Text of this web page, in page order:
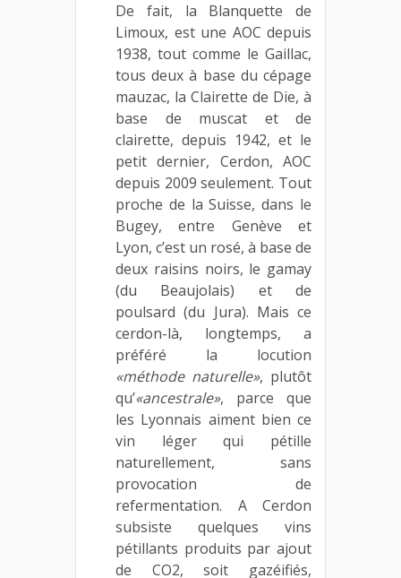
De fait, la Blanquette de
Limoux, est une AOC depuis
1938, tout comme le Gaillac,
tous deux à base du cépage
mauzac, la Clairette de Die, à
base de muscat et de
clairette, depuis 1942, et le
petit dernier, Cerdon, AOC
depuis 2009 seulement. Tout
proche de la Suisse, dans le
Bugey, entre Genève et
Lyon, c’est un rosé, à base de
deux raisins noirs, le gamay
(du Beaujolais) et de
poulsard (du Jura). Mais ce
cerdon-là, longtemps, a
préféré la locution
«méthode naturelle», plutôt
qu’«ancestrale», parce que
les Lyonnais aiment bien ce
vin léger qui pétille
naturellement, sans
provocation de
refermentation. A Cerdon
subsiste quelques vins
pétillants produits par ajout
de CO2, soit gazéifiés,